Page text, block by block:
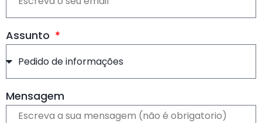
Assunto
Mensagem